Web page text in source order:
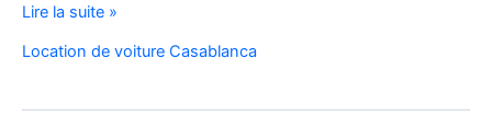
Location
208
Diesel
Lire la suite »
Location de voiture Casablanca